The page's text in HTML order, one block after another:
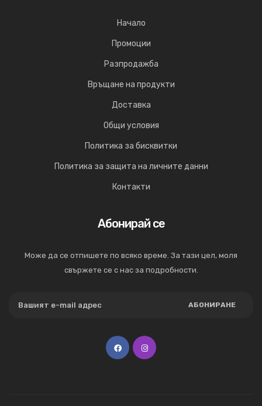
Начало
Промоции
Разпродажба
Връщане на продукти
Доставка
Общи условия
Политика за бисквитки
Политика за защита на личните данни
Контакти
Абонирай се
Може да се отпишете по всяко време. За тази цел, моля
свържете се с нас за подробности.
АБОНИРАНЕ